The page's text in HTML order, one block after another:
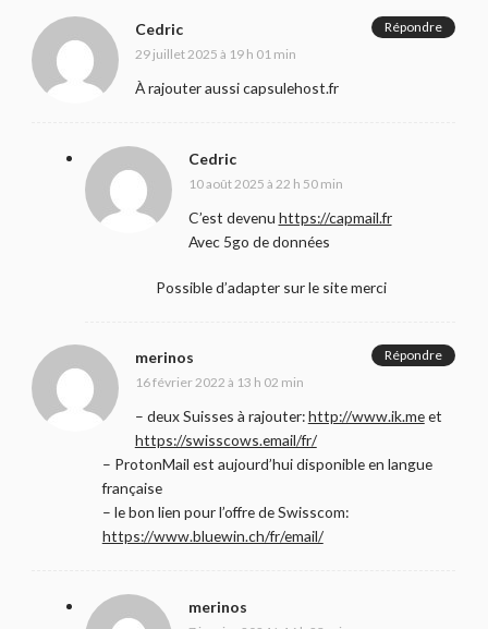
Cedric
29 juillet 2025 à 19 h 01 min
À rajouter aussi capsulehost.fr
Répondre
Cedric
10 août 2025 à 22 h 50 min
C’est devenu https://capmail.fr
Avec 5go de données
Possible d’adapter sur le site merci
merinos
16 février 2022 à 13 h 02 min
– deux Suisses à rajouter:http://www.ik.meet
https://swisscows.email/fr/
– ProtonMail est aujourd’hui disponible en langue
française
– le bon lien pour l’offre de Swisscom:
https://www.bluewin.ch/fr/email/
Répondre
merinos